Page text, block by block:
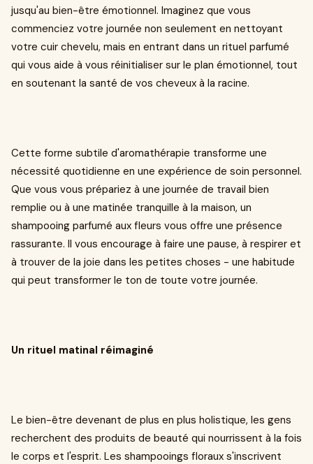
jusqu'au bien-être émotionnel. Imaginez que vous
commenciez votre journée non seulement en nettoyant
votre cuir chevelu, mais en entrant dans un rituel parfumé
qui vous aide à vous réinitialiser sur le plan émotionnel, tout
en soutenant la santé de vos cheveux à la racine.
Cette forme subtile d'aromathérapie transforme une
nécessité quotidienne en une expérience de soin personnel.
Que vous vous prépariez à une journée de travail bien
remplie ou à une matinée tranquille à la maison, un
shampooing parfumé aux fleurs vous offre une présence
rassurante. Il vous encourage à faire une pause, à respirer et
à trouver de la joie dans les petites choses - une habitude
qui peut transformer le ton de toute votre journée.
Un rituel matinal réimaginé
Le bien-être devenant de plus en plus holistique, les gens
recherchent des produits de beauté qui nourrissent à la fois
le corps et l'esprit. Les shampooings floraux s'inscrivent